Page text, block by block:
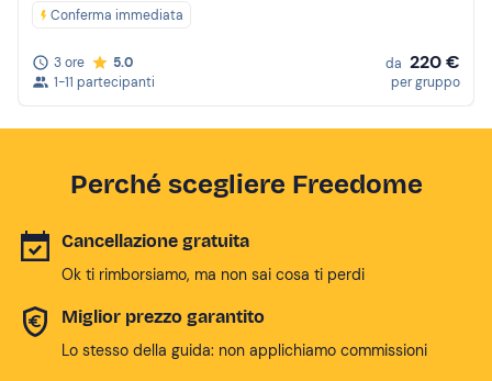
Conferma immediata
3 ore
5.0
1-11 partecipanti
da 220 €
per gruppo
Perché scegliere Freedome
Cancellazione gratuita
Ok ti rimborsiamo, ma non sai cosa ti perdi
Miglior prezzo garantito
Lo stesso della guida: non applichiamo commissioni